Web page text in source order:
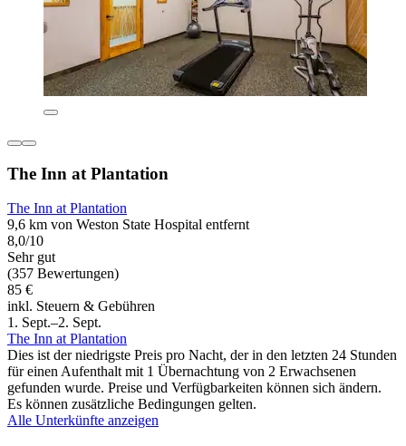
The Inn at Plantation
The Inn at Plantation
9,6 km von Weston State Hospital entfernt
8,0/10
Sehr gut
(357 Bewertungen)
85 €
inkl. Steuern & Gebühren
1. Sept.–2. Sept.
The Inn at Plantation
Dies ist der niedrigste Preis pro Nacht, der in den letzten 24 Stunden
für einen Aufenthalt mit 1 Übernachtung von 2 Erwachsenen
gefunden wurde. Preise und Verfügbarkeiten können sich ändern.
Es können zusätzliche Bedingungen gelten.
Alle Unterkünfte anzeigen